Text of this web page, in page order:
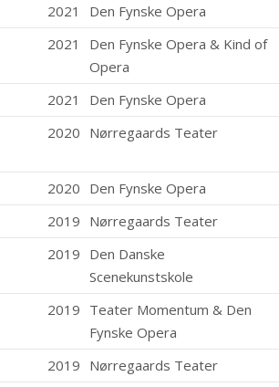
2021 Den Fynske Opera
2021
Den Fynske Opera & Kind of
Opera
2021 Den Fynske Opera
2020 Nørregaards Teater
2020 Den Fynske Opera
2019 Nørregaards Teater
2019 Den Danske
Scenekunstskole
2019 Teater Momentum & Den
Fynske Opera
2019 Nørregaards Teater